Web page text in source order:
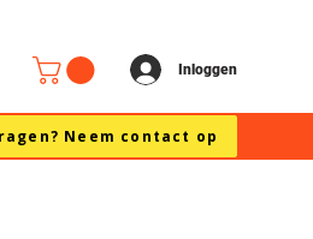
Inloggen
Neem contact op